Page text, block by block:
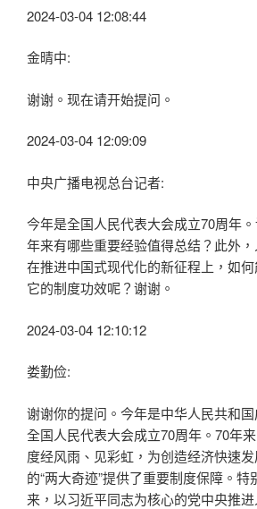
2024-03-04 12:08:44
金晴中:
谢谢。现在请开始提问。
2024-03-04 12:09:09
中央广播电视总台记者:
今年是全国人民代表大会成立70周年
年来有哪些重要经验值得总结？此外
在推进中国式现代化的新征程上，如
它的制度功效呢？谢谢。
2024-03-04 12:10:12
娄勤俭:
谢谢你的提问。今年是中华人民共和
全国人民代表大会成立70周年。70年
度经风雨、见彩虹，为创造经济快速
的“两大奇迹”提供了重要制度保障。特
来，以习近平同志为核心的党中央推